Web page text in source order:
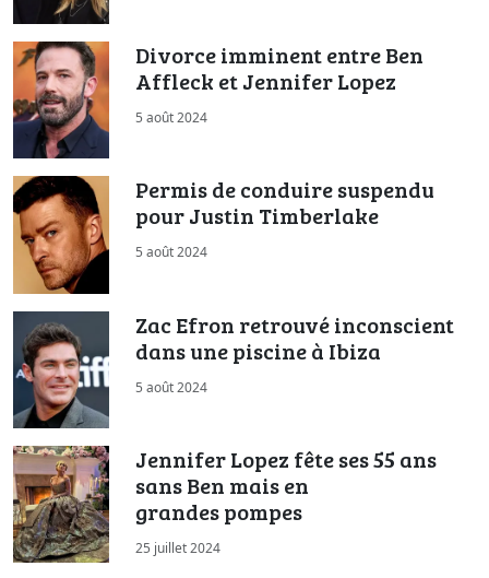
Divorce imminent entre Ben
Affleck et Jennifer Lopez
5 août 2024
Permis de conduire suspendu
pour Justin Timberlake
5 août 2024
Zac Efron retrouvé inconscient
dans une piscine à Ibiza
5 août 2024
Jennifer Lopez fête ses 55 ans
sans Ben mais en
grandes pompes
25 juillet 2024